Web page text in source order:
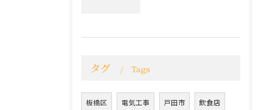
タグ Tags
板橋区 電気工事 戸田市 飲食店